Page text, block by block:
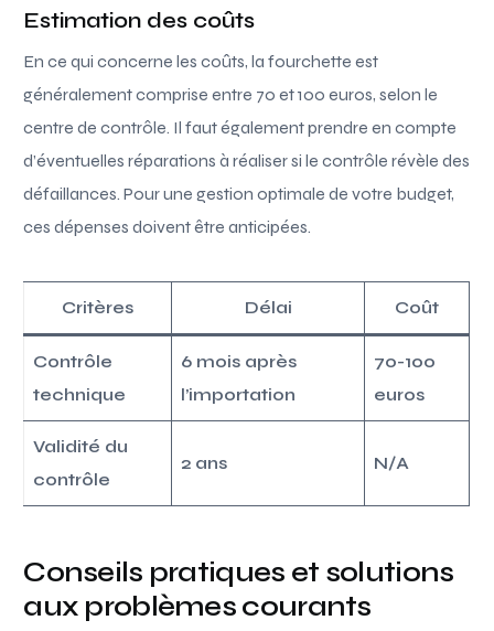
Estimation des coûts
En ce qui concerne les coûts, la fourchette est
généralement comprise entre 70 et 100 euros, selon le
centre de contrôle. Il faut également prendre en compte
d’éventuelles réparations à réaliser si le contrôle révèle des
défaillances. Pour une gestion optimale de votre budget,
ces dépenses doivent être anticipées.
Critères Délai Coût
Contrôle
technique
6 mois après
l’importation
70-100
euros
Validité du
contrôle
2 ans N/A
Conseils pratiques et solutions
aux problèmes courants